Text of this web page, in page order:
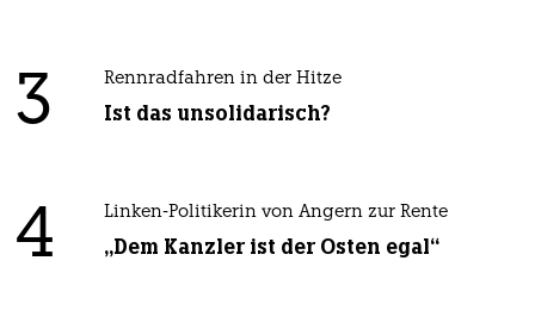
3 Rennradfahren in der Hitze
Ist das unsolidarisch?
4 Linken-Politikerin von Angern zur Rente
„Dem Kanzler ist der Osten egal“